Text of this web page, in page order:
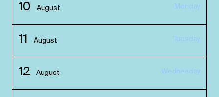
10 August Monday
11 August Tuesday
12 August Wednesday